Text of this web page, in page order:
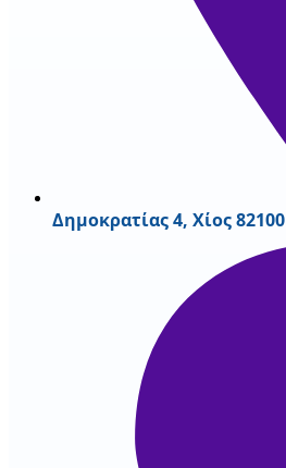
Δημοκρατίας 4, Χίος 82100